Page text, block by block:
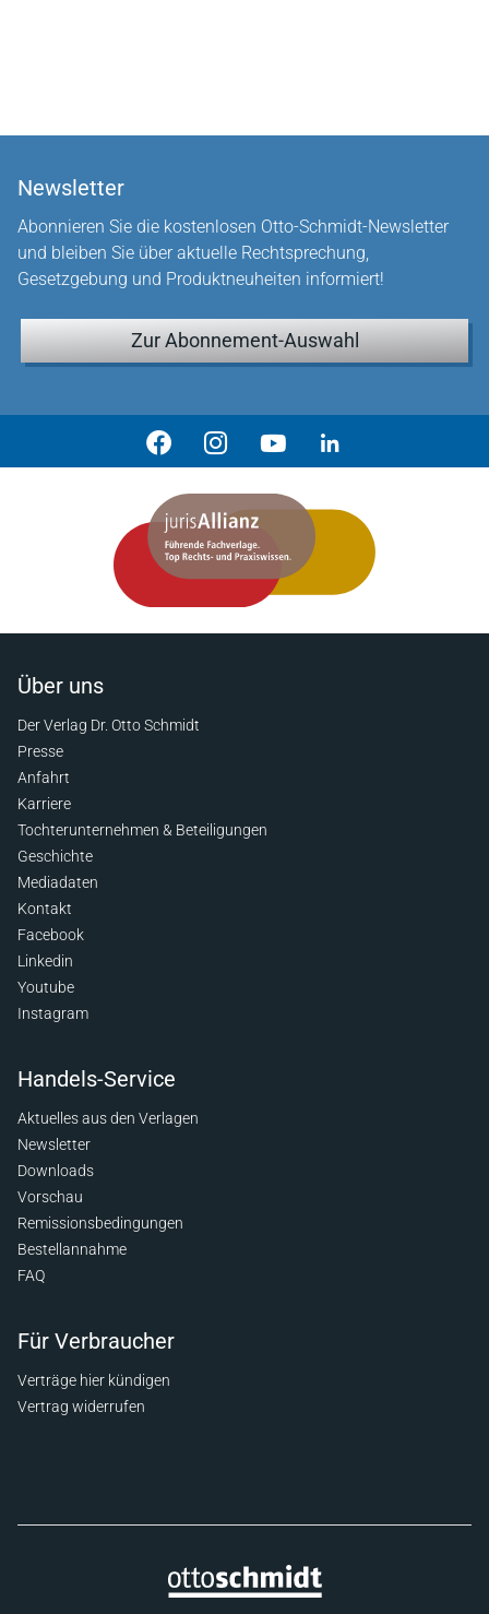
Newsletter
Abonnieren Sie die kostenlosen Otto-Schmidt-Newsletter
und bleiben Sie über aktuelle Rechtsprechung,
Gesetzgebung und Produktneuheiten informiert!
Zur Abonnement-Auswahl
Über uns
Der Verlag Dr. Otto Schmidt
Presse
Anfahrt
Karriere
Tochterunternehmen & Beteiligungen
Geschichte
Mediadaten
Kontakt
Facebook
Linkedin
Youtube
Instagram
Handels-Service
Aktuelles aus den Verlagen
Newsletter
Downloads
Vorschau
Remissionsbedingungen
Bestellannahme
FAQ
Für Verbraucher
Verträge hier kündigen
Vertrag widerrufen